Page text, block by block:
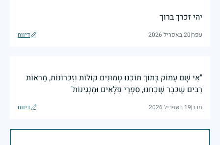
יהי זכרך ברוך
עפר|20 באפריל 2026 דיווח
"אֵי שָׁם עָמוֹק בְּתוֹךְ תּוֹכֵנוּ טְמוּנִים קוֹלוֹת וְזִכְרוֹנוֹת, מַרְאוֹת
רַבִּים שֶּׁכְּבָר שָׁכַחְנוּ, סִפְרֵי פְּלָאִים וּמַנְגִּינוֹת"
מרב|19 באפריל 2026 דיווח